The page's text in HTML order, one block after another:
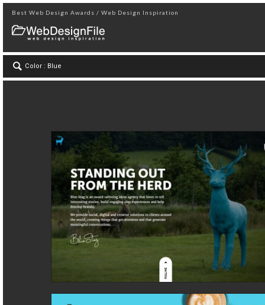
Best Web Design Awards / Web Design Inspiration
Color : Blue